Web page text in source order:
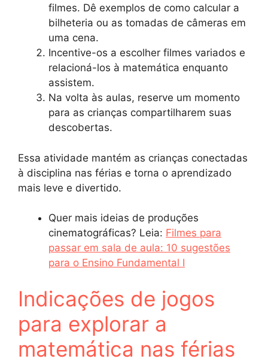
filmes. Dê exemplos de como calcular a
bilheteria ou as tomadas de câmeras em
uma cena.
Incentive-os a escolher filmes variados e
relacioná-los à matemática enquanto
assistem.
Na volta às aulas, reserve um momento
para as crianças compartilharem suas
descobertas.
Essa atividade mantém as crianças conectadas
à disciplina nas férias e torna o aprendizado
mais leve e divertido.
Quer mais ideias de produções
cinematográficas? Leia: Filmes para
passar em sala de aula: 10 sugestões
para o Ensino Fundamental I
Indicações de jogos
para explorar a
matemática nas férias